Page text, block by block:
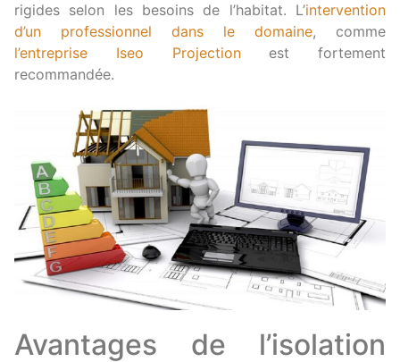
rigides selon les besoins de l’habitat. L’intervention
d’un professionnel dans le domaine, comme
l’entreprise Iseo Projectionest fortement
recommandée.
Avantages de l’isolation